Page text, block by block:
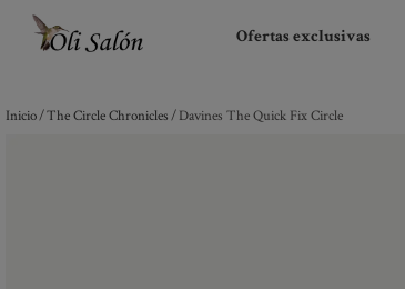
Ofertas exclusivas
Inicio/The Circle Chronicles/ Davines The Quick Fix Circle